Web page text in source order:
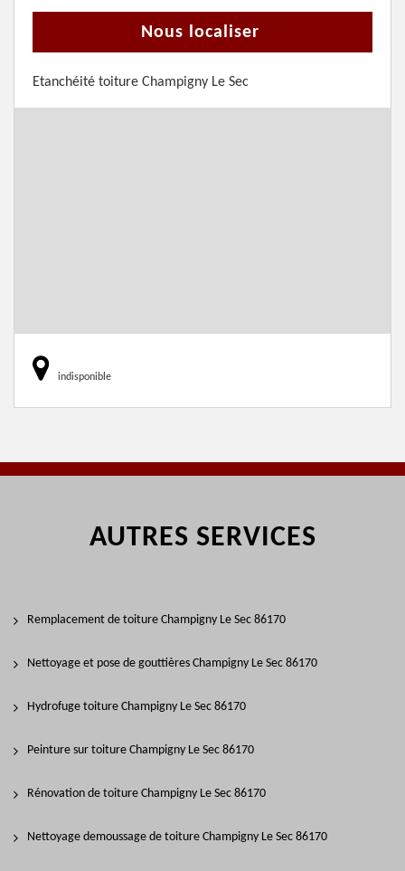
Nous localiser
Etanchéité toiture Champigny Le Sec
indisponible
AUTRES SERVICES
Remplacement de toiture Champigny Le Sec 86170
Nettoyage et pose de gouttières Champigny Le Sec 86170
Hydrofuge toiture Champigny Le Sec 86170
Peinture sur toiture Champigny Le Sec 86170
Rénovation de toiture Champigny Le Sec 86170
Nettoyage demoussage de toiture Champigny Le Sec 86170